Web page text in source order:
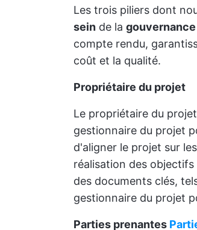
Les trois piliers dont
sein de la
compte rendu,
coût et la qualité.
Propriétaire du projet
Le propriétaire du
gestionnaire du projet
d'aligner le projet sur
réalisation des
des documents clés,
gestionnaire du projet
Parties prenantes